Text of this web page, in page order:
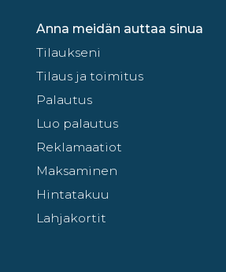
Anna meidän auttaa sinua
Tilaukseni
Tilaus ja toimitus
Palautus
Luo palautus
Reklamaatiot
Maksaminen
Hintatakuu
Lahjakortit